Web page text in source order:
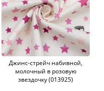
Джинс-стрейч набивной,
молочный в розовую
звездочку (013925)